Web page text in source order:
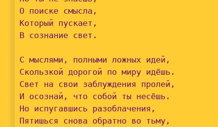
О поиске смысла,
Который пускает,
В сознание свет.
С мыслями, полными ложных идей,
Скользкой дорогой по миру идёшь.
Свет на свои заблуждения пролей,
И осознай, что собой ты несёшь.
Но испугавшись разоблачения,
Пятишься снова обратно во тьму,